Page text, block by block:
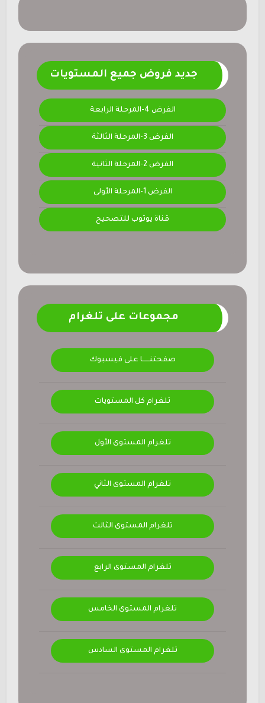
جديد فروض جميع المستويات
الفرض 4-المرحلة الرابعة
الفرض 3-المرحلة الثالثة
الفرض 2-المرحلة الثانية
الفرض 1-المرحلة الأولى
قناة يوتوب للتصحيح
مجموعات على تلغرام
صفحتنــــــا على فيسبوك
تلغرام كل المستويات
تلغرام المستوى الأول
تلغرام المستوى الثاني
تلغرام المستوى الثالث
تلغرام المستوى الرابع
تلغرام المستوى الخامس
تلغرام المستوى السادس